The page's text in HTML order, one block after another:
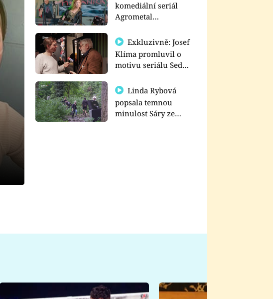
komediální seriál
Agrometal
prima+
Exkluzivně: Josef
Klíma promluvil o
motivu seriálu Sedm
Linda Rybová
popsala temnou
minulost Sáry ze